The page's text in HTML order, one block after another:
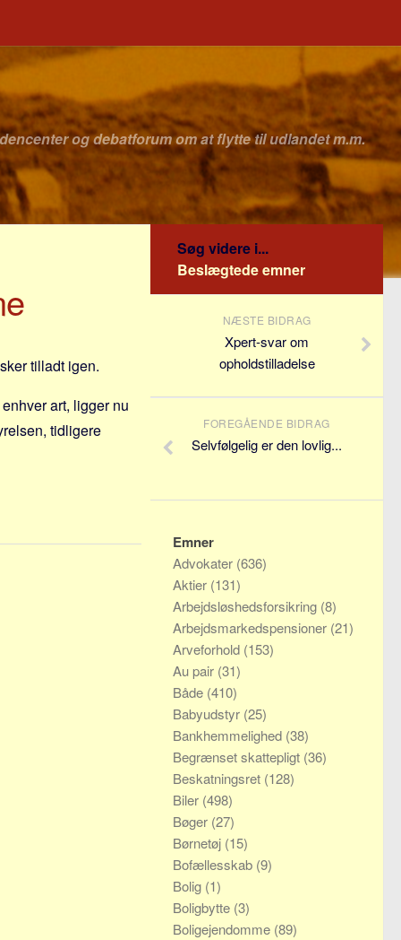
og debatforum om at flytte til udlandet m.m.
tilladt igen.
art, ligger nu
tidligere
Søg videre i...
Beslægtede emner
NÆSTE BIDRAG
Xpert-svar om
opholdstilladelse
FOREGÅENDE BIDRAG
Selvfølgelig er den lovlig...
Emner
Advokater (636)
Aktier (131)
Arbejdsløshedsforsikring (8)
Arbejdsmarkedspensioner (21)
Arveforhold (153)
Au pair (31)
Både (410)
Babyudstyr (25)
Bankhemmelighed (38)
Begrænset skattepligt (36)
Beskatningsret (128)
Biler (498)
Bøger (27)
Børnetøj (15)
Bofællesskab (9)
Bolig (1)
Boligbytte (3)
Boligejendomme (89)